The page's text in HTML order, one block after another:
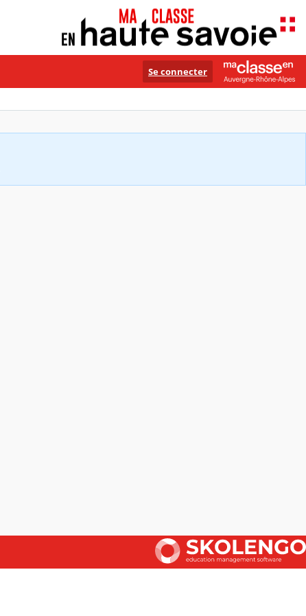
Se connecter